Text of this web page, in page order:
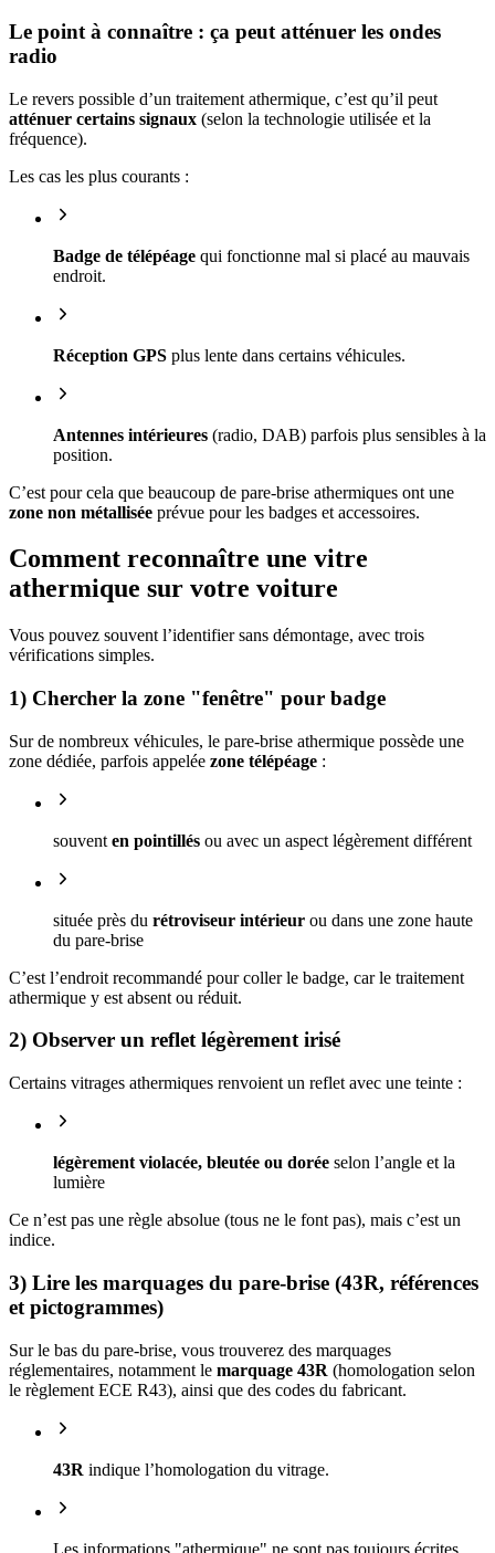
Le point à connaître : ça peut atténuer les ondes
radio
Le revers possible d’un traitement athermique, c’est qu’il peut
atténuer certains signaux (selon la technologie utilisée et la
fréquence).
Les cas les plus courants :
Badge de télépéage qui fonctionne mal si placé au mauvais
endroit.
Réception GPS plus lente dans certains véhicules.
Antennes intérieures (radio, DAB) parfois plus sensibles à la
position.
C’est pour cela que beaucoup de pare-brise athermiques ont une
zone non métallisée prévue pour les badges et accessoires.
Comment reconnaître une vitre
athermique sur votre voiture
Vous pouvez souvent l’identifier sans démontage, avec trois
vérifications simples.
1) Chercher la zone "fenêtre" pour badge
Sur de nombreux véhicules, le pare-brise athermique possède une
zone dédiée, parfois appelée zone télépéage :
souvent en pointillés ou avec un aspect légèrement différent
située près du rétroviseur intérieur ou dans une zone haute
du pare-brise
C’est l’endroit recommandé pour coller le badge, car le traitement
athermique y est absent ou réduit.
2) Observer un reflet légèrement irisé
Certains vitrages athermiques renvoient un reflet avec une teinte :
légèrement violacée, bleutée ou dorée selon l’angle et la
lumière
Ce n’est pas une règle absolue (tous ne le font pas), mais c’est un
indice.
3) Lire les marquages du pare-brise (43R, références
et pictogrammes)
Sur le bas du pare-brise, vous trouverez des marquages
réglementaires, notamment le marquage 43R (homologation selon
le règlement ECE R43), ainsi que des codes du fabricant.
43R indique l’homologation du vitrage.
Les informations "athermique" ne sont pas toujours écrites